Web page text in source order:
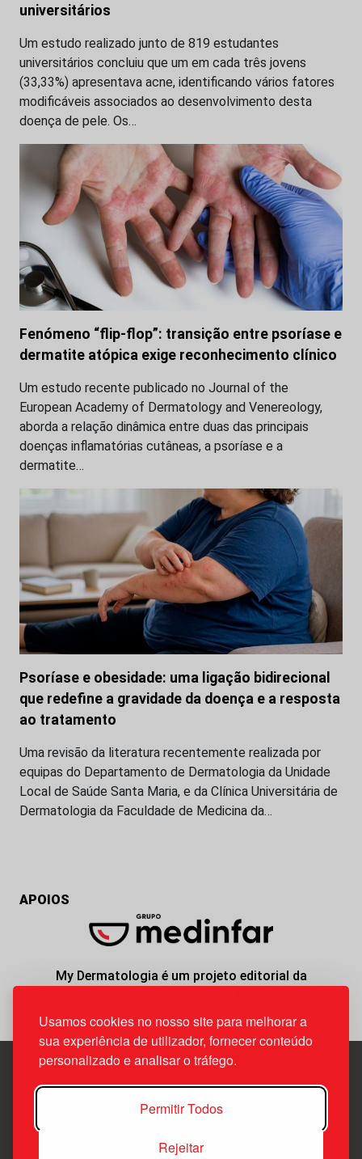
Usamos cookies no nosso site para melhorar a
sua experiência de utilizador, fornecer conteúdo
personalizado e analisar o tráfego.
Permitir Todos
Rejeitar
universitários
Um estudo realizado junto de 819 estudantes
universitários concluiu que um em cada três jovens
(33,33%) apresentava acne, identificando vários fatores
modificáveis associados ao desenvolvimento desta
doença de pele. Os…
Fenómeno “flip-flop”: transição entre psoríase e
dermatite atópica exige reconhecimento clínico
Um estudo recente publicado no Journal of the
European Academy of Dermatology and Venereology,
aborda a relação dinâmica entre duas das principais
doenças inflamatórias cutâneas, a psoríase e a
dermatite…
Psoríase e obesidade: uma ligação bidirecional
que redefine a gravidade da doença e a resposta
ao tratamento
Uma revisão da literatura recentemente realizada por
equipas do Departamento de Dermatologia da Unidade
Local de Saúde Santa Maria, e da Clínica Universitária de
Dermatologia da Faculdade de Medicina da…
APOIOS
My Dermatologia é um projeto editorial da
responsabilidade da News Farma, possível com o
Edif. Lisboa Oriente | Av. Infante D. Henrique, n.º 333H, esc.
1800-282 Lisboa | Portugal